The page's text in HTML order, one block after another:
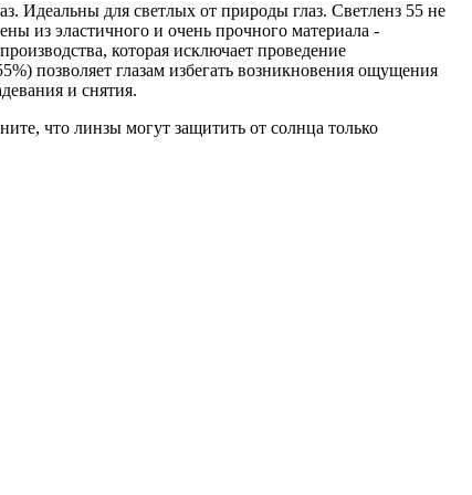
Идеальны для светлых от природы глаз. Светленз 55 не
из эластичного и очень прочного материала -
которая исключает проведение
позволяет глазам избегать возникновения ощущения
и снятия.
что линзы могут защитить от солнца только